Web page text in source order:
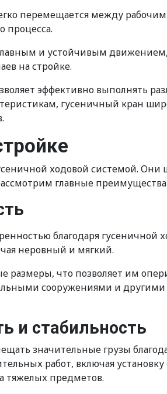
перемещается между
процесса.
и устойчивым
на стройке.
эффективно выполнять
гусеничный кран
ходовой системой. Они
главные преимущества
благодаря гусеничной
неровный и мягкий.
что позволяет им
сооружениями и
и стабильность
значительные грузы
работ, включая
тяжелых предметов.